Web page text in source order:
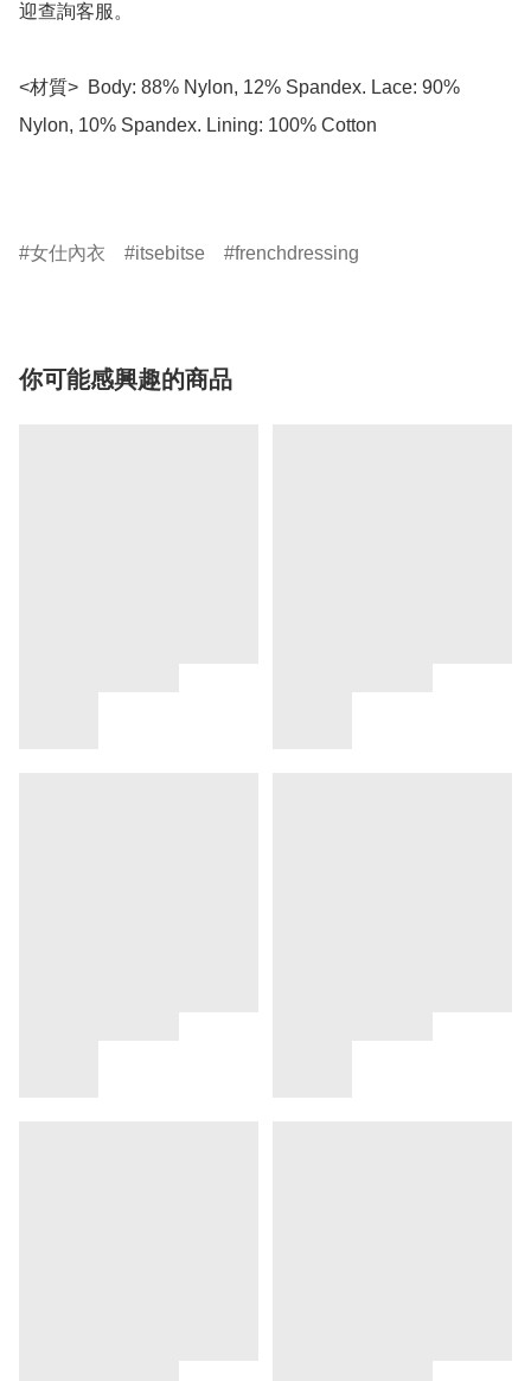
迎查詢客服。
<材質>  Body: 88% Nylon, 12% Spandex. Lace: 90%
Nylon, 10% Spandex. Lining: 100% Cotton
女仕內衣 itsebitse frenchdressing
你可能感興趣的商品